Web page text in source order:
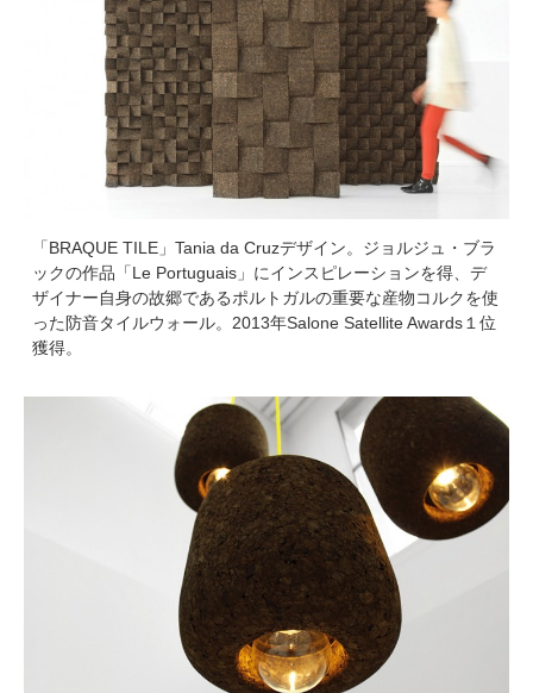
「BRAQUE TILE」Tania da Cruzデザイン。ジョルジュ・ブラ
ックの作品「Le Portuguais」にインスピレーションを得、デ
ザイナー自身の故郷であるポルトガルの重要な産物コルクを使
った防音タイルウォール。2013年Salone Satellite Awards１位
獲得。